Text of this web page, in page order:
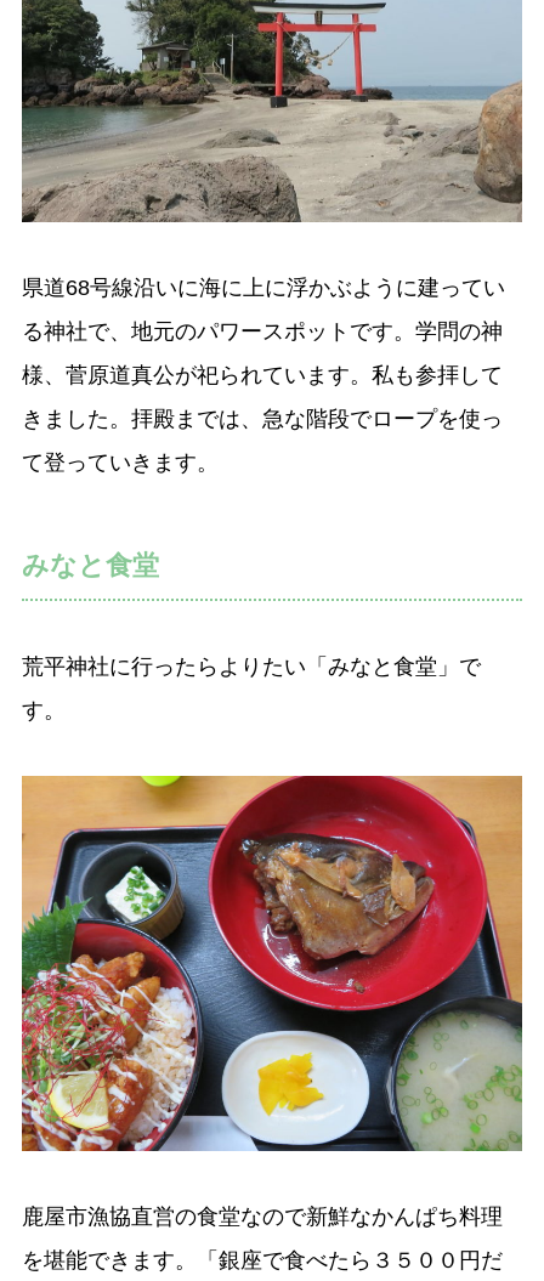
県道68号線沿いに海に上に浮かぶように建ってい
る神社で、地元のパワースポットです。学問の神
様、菅原道真公が祀られています。私も参拝して
きました。拝殿までは、急な階段でロープを使っ
て登っていきます。
みなと食堂
荒平神社に行ったらよりたい「みなと食堂」で
す。
鹿屋市漁協直営の食堂なので新鮮なかんぱち料理
を堪能できます。「銀座で食べたら３５００円だ